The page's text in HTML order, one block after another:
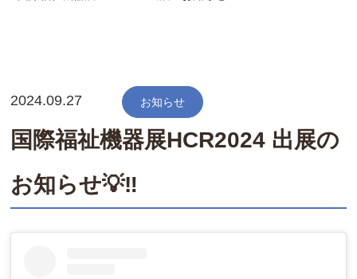
2024.09.27 お知らせ
国際福祉機器展HCR2024 出展の
お知らせ💡‼️